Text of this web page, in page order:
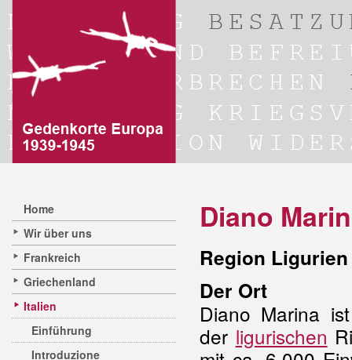
Home
Wir über uns
Frankreich
Griechenland
Italien
Einführung
Introduzione
Diano
Region
Der Ort
Diano Marina
der ligurischen